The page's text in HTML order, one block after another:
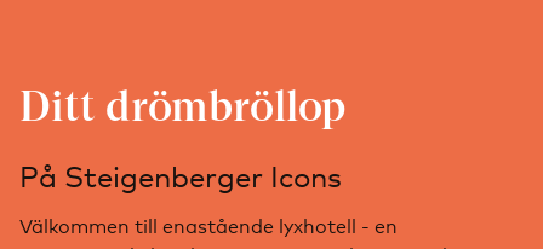
Ditt drömbröllop
På Steigenberger Icons
Välkommen till enastående lyxhotell - en